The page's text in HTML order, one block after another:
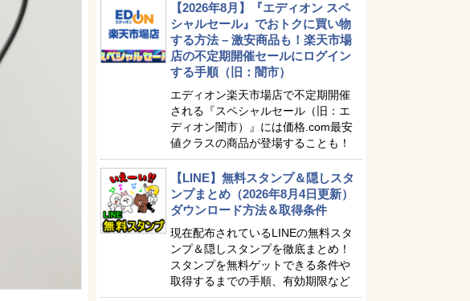
【2026年8月】『エディオン スペ
シャルセール』でおトクに買い物
する方法 – 激安商品も！楽天市場
店の不定期開催セールにログイン
する手順（旧：闇市）
エディオン楽天市場店で不定期開催
される『スペシャルセール（旧：エ
ディオン闇市）』には価格.com最安
値クラスの商品が登場することも！
【LINE】無料スタンプ＆隠しスタ
ンプまとめ（2026年8月4日更新）
ダウンロード方法＆取得条件
現在配布されているLINEの無料スタ
ンプ＆隠しスタンプを徹底まとめ！
スタンプを無料ゲットできる条件や
取得するまでの手順、有効期限など